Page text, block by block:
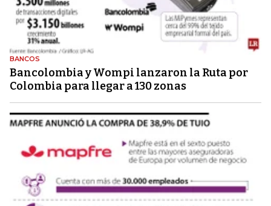
BANCOS
Bancolombia y Wompi lanzaron la Ruta por
Colombia para llegar a 130 zonas